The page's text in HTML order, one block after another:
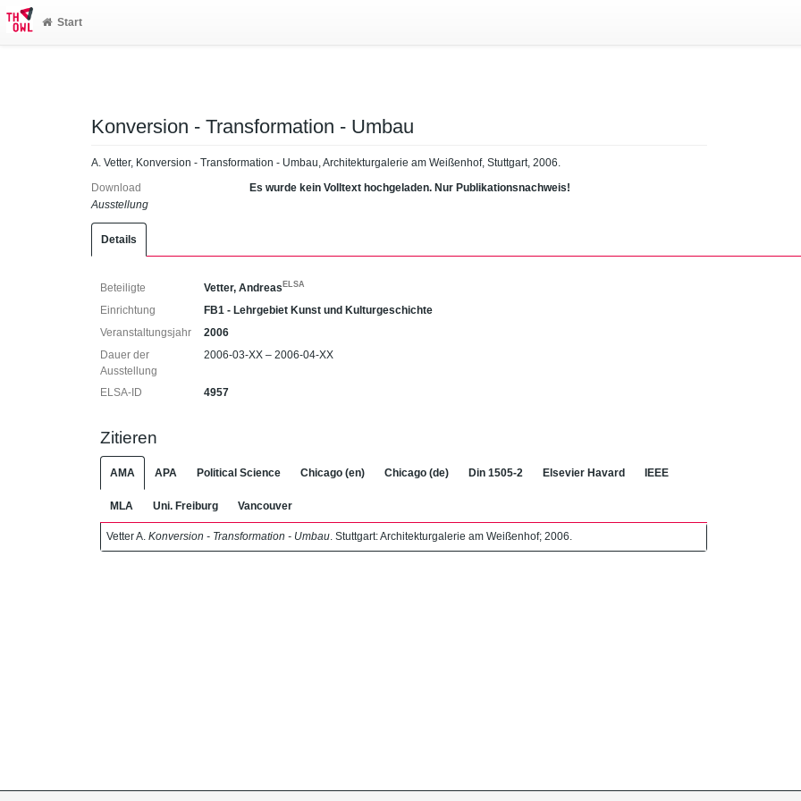
Start
Konversion - Transformation - Umbau
A. Vetter, Konversion - Transformation - Umbau, Architekturgalerie am Weißenhof, Stuttgart, 2006.
Download
Es wurde kein Volltext hochgeladen. Nur Publikationsnachweis!
Ausstellung
Details
Beteiligte Vetter, AndreasELSA
Einrichtung
FB1 - Lehrgebiet Kunst und Kulturgeschichte
Veranstaltungsjahr
2006
Dauer der
Ausstellung
2006-03-XX – 2006-04-XX
ELSA-ID 4957
Zitieren
AMA APA Political Science Chicago (en) Chicago (de) Din 1505-2 Elsevier Havard IEEE
MLA Uni. Freiburg Vancouver
Vetter A. Konversion - Transformation - Umbau . Stuttgart: Architekturgalerie am Weißenhof; 2006.